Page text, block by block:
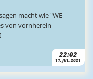
22:02
11. JUL. 2021
macht wie "WE
von vornherein